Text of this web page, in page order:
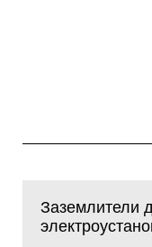
Заземлители